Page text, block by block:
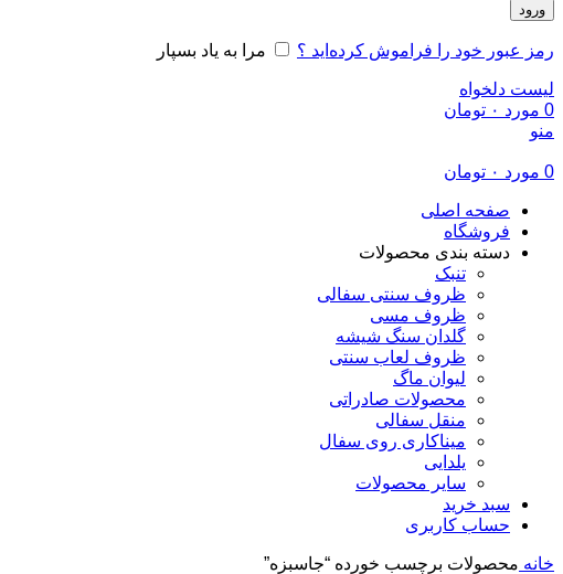
ورود
رمز عبور خود را فراموش کرده‌اید ؟ مرا به یاد بسپار
لیست دلخواه
0 مورد ۰ تومان
منو
0 مورد ۰ تومان
صفحه اصلی
فروشگاه
دسته بندی محصولات
تنبک
ظروف سنتی سفالی
ظروف مسی
گلدان سنگ شیشه
ظروف لعاب سنتی
لیوان ماگ
محصولات صادراتی
منقل سفالی
میناکاری روی سفال
یلدایی
سایر محصولات
سبد خرید
حساب کاربری
خانه محصولات برچسب خورده “جاسبزه”